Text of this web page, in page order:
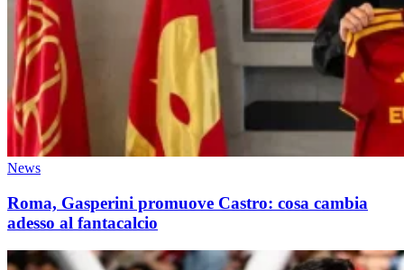
News
Roma, Gasperini promuove Castro: cosa cambia
adesso al fantacalcio